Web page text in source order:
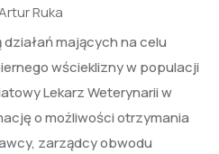
Ruka
mających na celu
wścieklizny w populacji
Lekarz Weterynarii w
o możliwości otrzymania
zarządcy obwodu